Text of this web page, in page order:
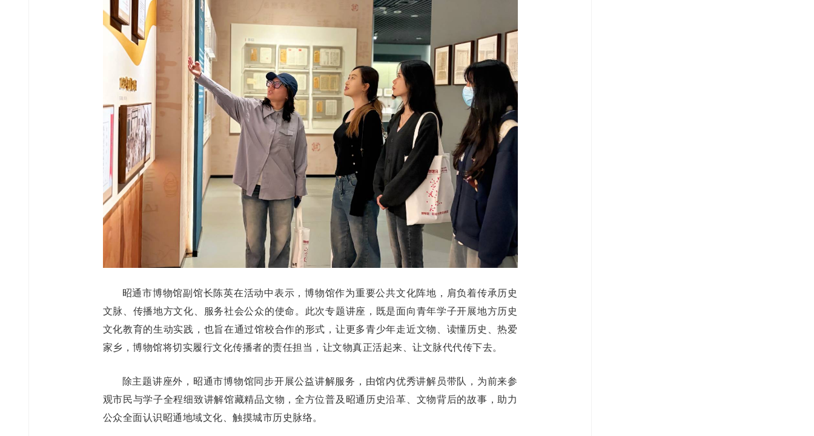
昭通市博物馆副馆长陈英在活动中表示，博物馆作为重要公共文化阵地，肩负着传承历史
文脉、传播地方文化、服务社会公众的使命。此次专题讲座，既是面向青年学子开展地方历史
文化教育的生动实践，也旨在通过馆校合作的形式，让更多青少年走近文物、读懂历史、热爱
家乡，博物馆将切实履行文化传播者的责任担当，让文物真正活起来、让文脉代代传下去。
除主题讲座外，昭通市博物馆同步开展公益讲解服务，由馆内优秀讲解员带队，为前来参
观市民与学子全程细致讲解馆藏精品文物，全方位普及昭通历史沿革、文物背后的故事，助力
公众全面认识昭通地域文化、触摸城市历史脉络。